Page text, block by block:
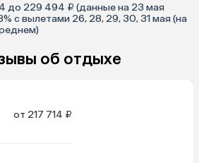
до 229 494 ₽ (данные на 23 мая
с вылетами 26, 28, 29, 30, 31 мая (на
об отдыхе
от 217 714 ₽